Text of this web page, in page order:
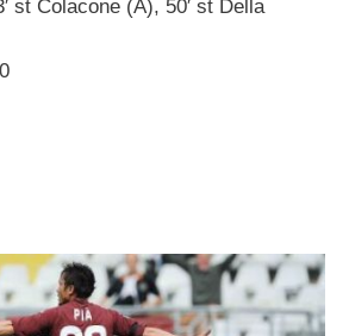
st Colacone (A), 50′ st Della